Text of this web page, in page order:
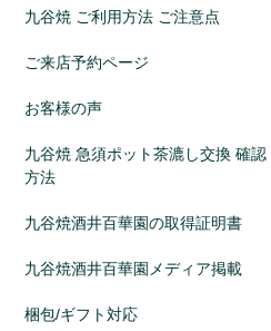
九谷焼 ご利用方法 ご注意点
ご来店予約ページ
お客様の声
九谷焼 急須ポット茶漉し交換 確認
方法
九谷焼酒井百華園の取得証明書
九谷焼酒井百華園メディア掲載
梱包/ギフト対応